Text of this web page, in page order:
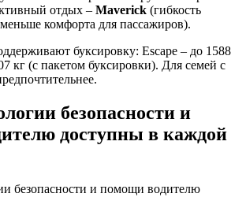
отдых – Maverick (гибкость
комфорта для пассажиров).
буксировку: Escape – до 1588
кг (с пакетом буксировки). Для семей с
безопасности и
доступны в каждой